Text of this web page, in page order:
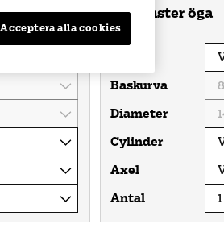
Vänster öga
Baskurva
Diameter
Cylinder
Axel
Antal
Acceptera alla cookies